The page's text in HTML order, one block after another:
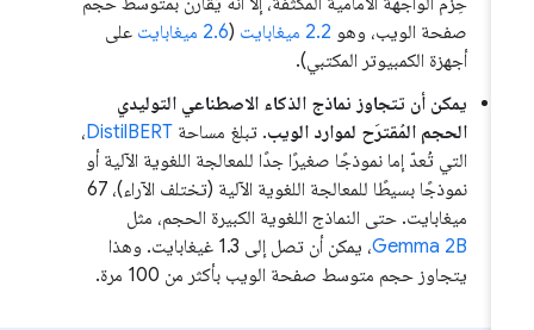
صفحة الويب، وهو2.2 ميغابايت (2.6 ميغابايت
على
أجهزة الكمبيوتر المكتبي).
يمكن أن تتجاوز نماذج الذكاء الاصطناعي التوليدي
الحجم المُقترَح لموارد الويب. تبلغ مساحةDistilBERT،
التي تُعدّ إما نموذجًا صغيرًا جدًا للمعالجة اللغوية الآلية أو
نموذجًا بسيطًا للمعالجة اللغوية الآلية (تختلف الآراء)، 67
ميغابايت. حتى النماذج اللغوية الكبيرة الحجم، مثل
Gemma 2B
، يمكن أن تصل إلى 1.3 غيغابايت. وهذا
يتجاوز حجم متوسط صفحة الويب بأكثر من 100 مرة.